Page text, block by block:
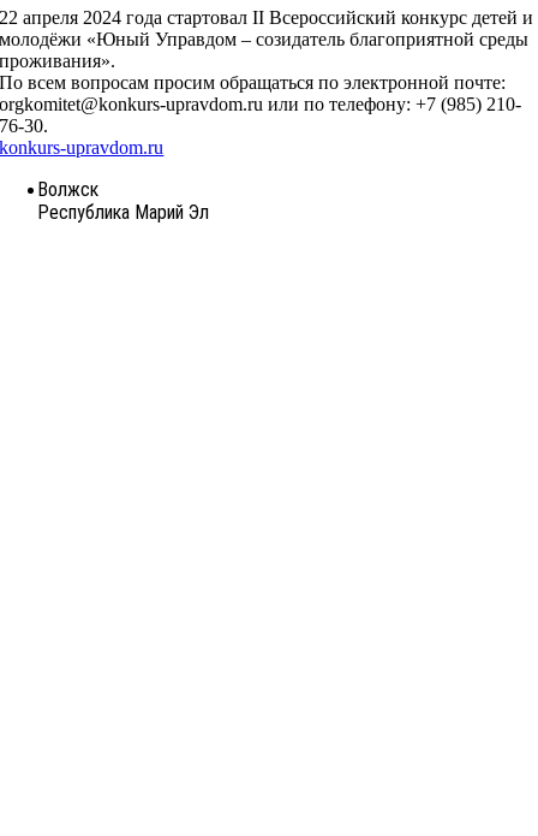
22 апреля 2024 года стартовал II Всероссийский конкурс детей и
молодёжи «Юный Управдом – созидатель благоприятной среды
проживания».
По всем вопросам просим обращаться по электронной почте:
orgkomitet@konkurs-upravdom.ru или по телефону: +7 (985) 210-
76-30.
konkurs-upravdom.ru
Волжск
Республика Марий Эл